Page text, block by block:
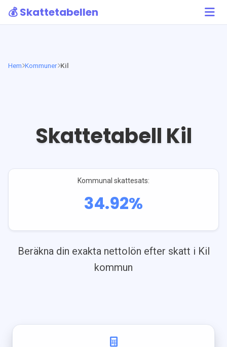
💰 Skattetabellen
Hem Kommuner Kil
Skattetabell Kil
Kommunal skattesats:
34.92%
Beräkna din exakta nettolön efter skatt i Kil
kommun